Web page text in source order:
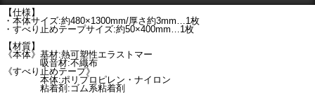
【仕様】
・本体サイズ:約480×1300mm/厚さ約3mm…1枚
・すべり止めテープサイズ:約50×400mm…1枚
【材質】
《本体》基材:熱可塑性エラストマー
吸音材:不織布
《すべり止めテープ》
本体:ポリプロピレン・ナイロン
粘着剤:ゴム系粘着剤